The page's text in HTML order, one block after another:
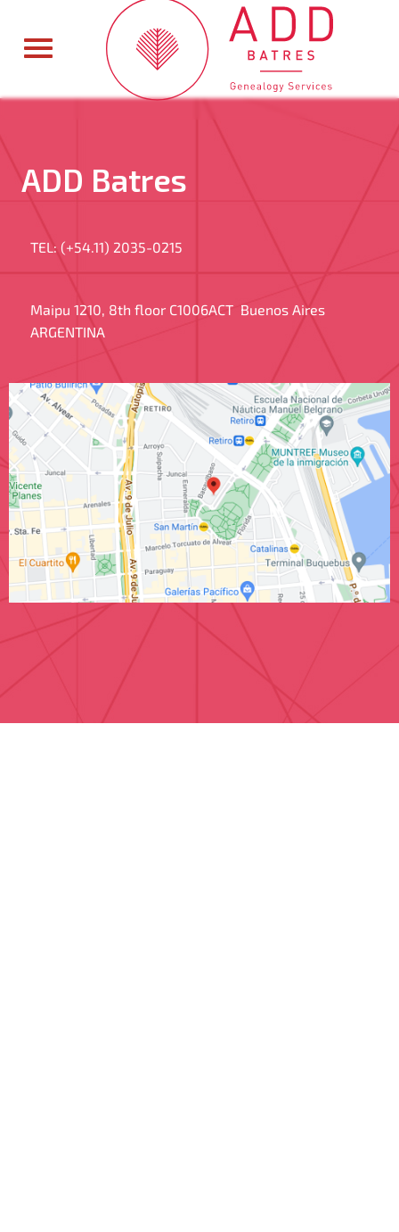
ADD Batres
TEL: (+54.11) 2035-0215
Maipu 1210, 8th floor C1006ACT Buenos Aires
ARGENTINA